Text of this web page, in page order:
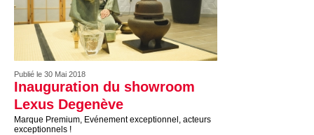
Publié le 30 Mai 2018
Inauguration du showroom
Lexus Degenève
Marque Premium, Evénement exceptionnel, acteurs
exceptionnels !